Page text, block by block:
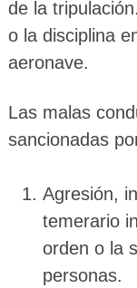
de la
o la disciplina
aeronave.
Las malas
sancionadas
Agresión,
temerario
orden o la
personas.